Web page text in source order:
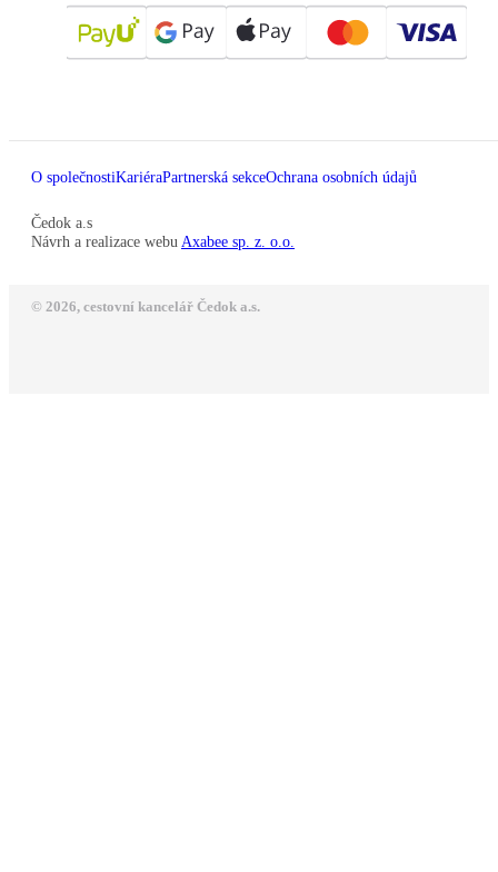
O společnostiKariéraPartnerská sekceOchrana osobních údajů
Čedok a.s
Návrh a realizace webu Axabee sp. z. o.o.
© 2026, cestovní kancelář Čedok a.s.